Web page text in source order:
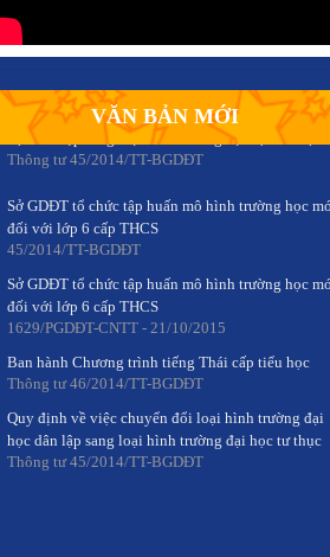
VĂN BẢN MỚI
Ban hành Chương trình tiếng Thái cấp tiểu học
Thông tư 46/2014/TT-BGDĐT
Quy định về việc chuyển đổi loại hình trường đại
học dân lập sang loại hình trường đại học tư thục
Thông tư 45/2014/TT-BGDĐT
đối với lớp 6 cấp THCS
45/2014/TT-BGDĐT
Sở GDĐT tổ chức tập huấn mô hình trường học mới
đối với lớp 6 cấp THCS
1629/PGDĐT-CNTT - 21/10/2015
Ban hành Chương trình tiếng Thái cấp tiểu học
Thông tư 46/2014/TT-BGDĐT
Quy định về việc chuyển đổi loại hình trường đại
học dân lập sang loại hình trường đại học tư thục
Thông tư 45/2014/TT-BGDĐT